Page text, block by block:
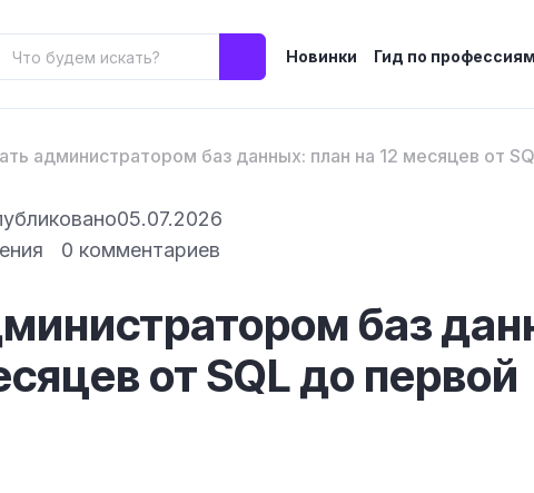
Новинки Гид по профессиям
администратором баз данных: план на 12 месяцев от
05.07.2026
0 комментариев
баз
от SQL до первой